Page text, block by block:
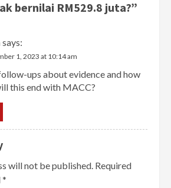
bernilai RM529.8 juta?”
says:
1, 2023 at 10:14 am
ups about evidence and how
this end with MACC?
will not be published. Required
*